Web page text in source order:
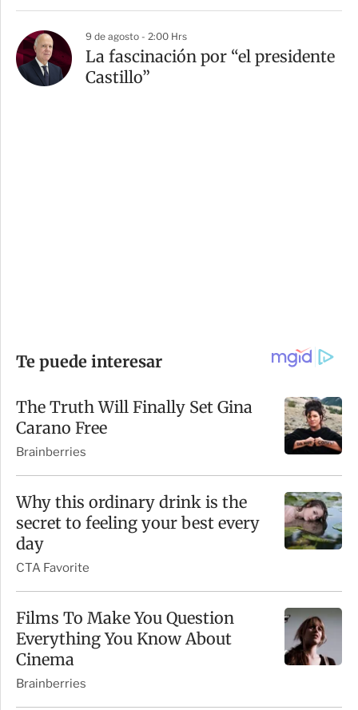
9 de agosto - 2:00 Hrs
La fascinación por “el presidente
Castillo”